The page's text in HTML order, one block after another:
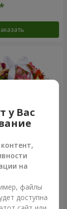
у Вас
на
файлы
доступна